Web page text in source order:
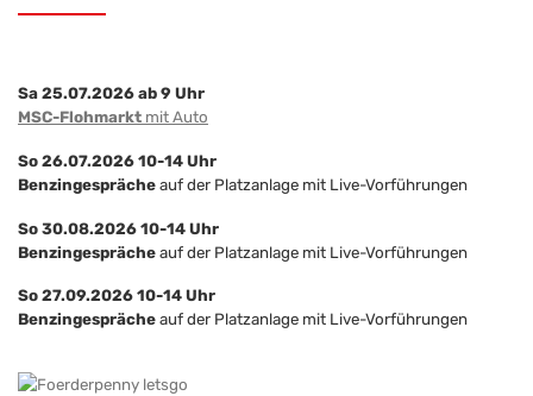
Sa 25.07.2026 ab 9 Uhr
MSC-Flohmarkt mit Auto
So 26.07.2026 10-14 Uhr
Benzingesprächeauf der Platzanlage mit Live-Vorführungen
So 30.08.2026 10-14 Uhr
Benzingesprächeauf der Platzanlage mit Live-Vorführungen
So 27.09.2026 10-14 Uhr
Benzingesprächeauf der Platzanlage mit Live-Vorführungen